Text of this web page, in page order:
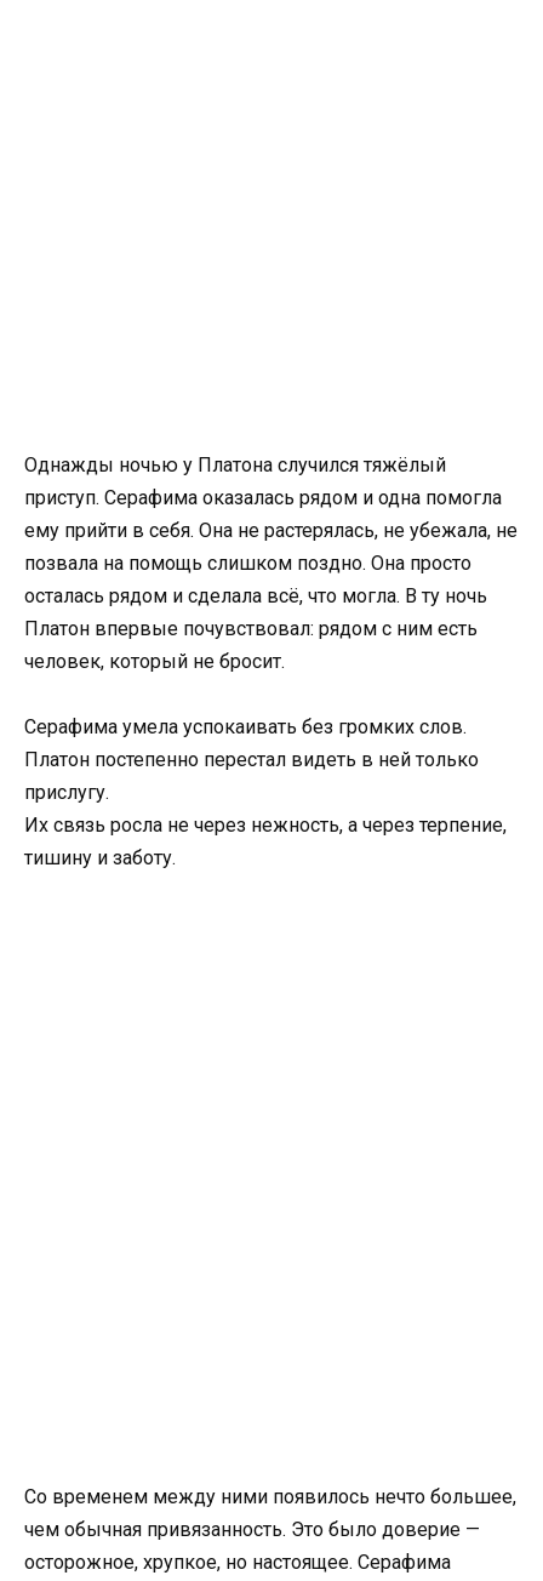
Однажды ночью у Платона случился тяжёлый
приступ. Серафима оказалась рядом и одна помогла
ему прийти в себя. Она не растерялась, не убежала, не
позвала на помощь слишком поздно. Она просто
осталась рядом и сделала всё, что могла. В ту ночь
Платон впервые почувствовал: рядом с ним есть
человек, который не бросит.
Серафима умела успокаивать без громких слов.
Платон постепенно перестал видеть в ней только
прислугу.
Их связь росла не через нежность, а через терпение,
тишину и заботу.
Со временем между ними появилось нечто большее,
чем обычная привязанность. Это было доверие —
осторожное, хрупкое, но настоящее. Серафима